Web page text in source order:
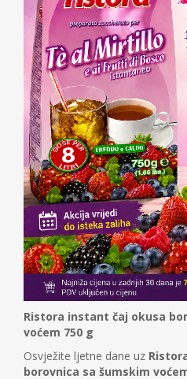
Ristora instant čaj okusa
voćem 750 g
Osvježite ljetne dane uz
borovnica sa šumskim